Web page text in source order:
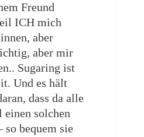
Freund
ICH mich
aber
aber mir
Sugaring ist
Und es hält
dass da alle
solchen
so bequem sie